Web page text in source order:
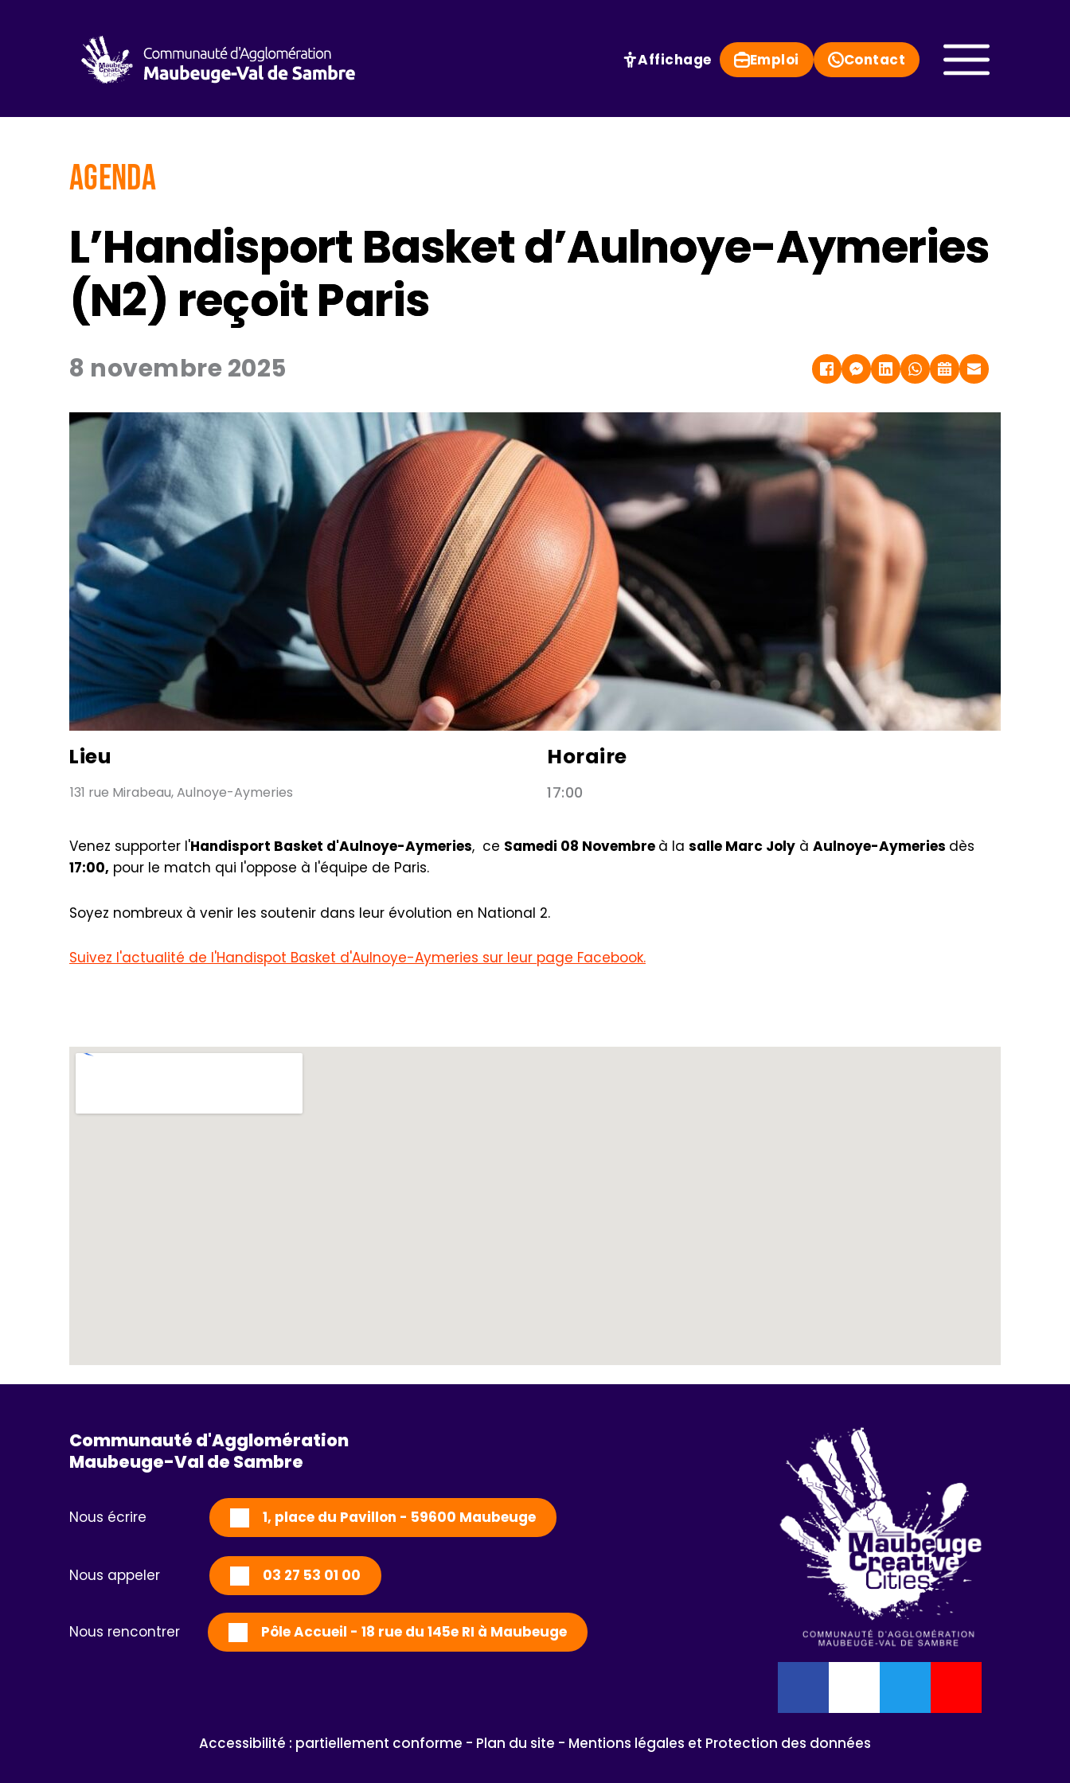
Affichage Emploi Contact
AGENDA
L’Handisport Basket d’Aulnoye-Aymeries
(N2) reçoit Paris
8 novembre 2025
Lieu
131 rue Mirabeau, Aulnoye-Aymeries
Horaire
17:00
Venez supporter l'Handisport Basket d'Aulnoye-Aymeries, ce Samedi 08 Novembre à la salle Marc Joly à Aulnoye-Aymeries dès
17:00, pour le match qui l'oppose à l'équipe de Paris.
Soyez nombreux à venir les soutenir dans leur évolution en National 2.
Suivez l'actualité de l'Handispot Basket d'Aulnoye-Aymeries sur leur page Facebook.
Communauté d'Agglomération
Maubeuge-Val de Sambre
Nous écrire 1, place du Pavillon - 59600 Maubeuge
Nous appeler 03 27 53 01 00
Nous rencontrer Pôle Accueil - 18 rue du 145e RI à Maubeuge
Accessibilité : partiellement conforme - Plan du site - Mentions légales et Protection des données